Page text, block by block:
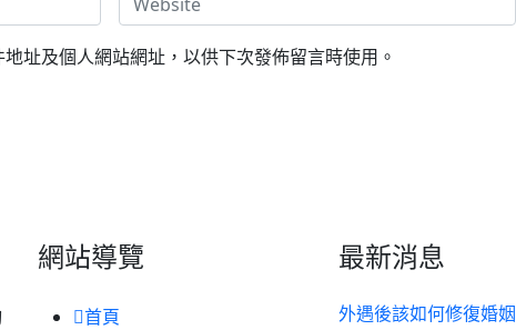
址及個人網站網址，以供下次發佈留言時使用。
網站導覽
首頁
最新消息
外遇後該如何修復婚姻